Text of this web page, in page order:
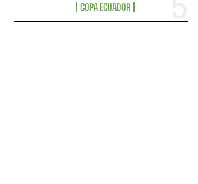
COPA ECUADOR